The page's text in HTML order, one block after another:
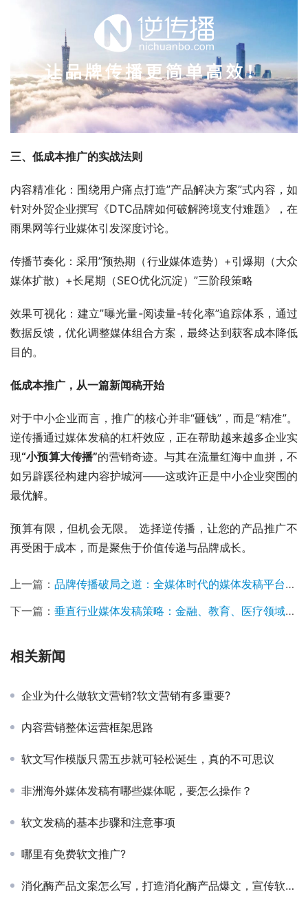
三、低成本推广的实战法则
内容精准化：围绕用户痛点打造”产品解决方案”式内容，如
针对外贸企业撰写《DTC品牌如何破解跨境支付难题》，在
雨果网等行业媒体引发深度讨论。
传播节奏化：采用”预热期（行业媒体造势）+引爆期（大众
媒体扩散）+长尾期（SEO优化沉淀）”三阶段策略
效果可视化：建立”曝光量-阅读量-转化率”追踪体系，通过
数据反馈，优化调整媒体组合方案，最终达到获客成本降低
目的。
低成本推广，从一篇新闻稿开始
对于中小企业而言，推广的核心并非“砸钱”，而是“精准”。
逆传播通过媒体发稿的杠杆效应，正在帮助越来越多企业实
现“小预算大传播”的营销奇迹。与其在流量红海中血拼，不
如另辟蹊径构建内容护城河——这或许正是中小企业突围的
最优解。
预算有限，但机会无限。 选择逆传播，让您的产品推广不
再受困于成本，而是聚焦于价值传递与品牌成长。
上一篇： 品牌传播破局之道：全媒体时代的媒体发稿平台甄选指南
下一篇： 垂直行业媒体发稿策略：金融、教育、医疗领域如何精准触达受众？
相关新闻
企业为什么做软文营销?软文营销有多重要?
内容营销整体运营框架思路
软文写作模版只需五步就可轻松诞生，真的不可思议
非洲海外媒体发稿有哪些媒体呢，要怎么操作？
软文发稿的基本步骤和注意事项
哪里有免费软文推广?
消化酶产品文案怎么写，打造消化酶产品爆文，宣传软文写作技巧